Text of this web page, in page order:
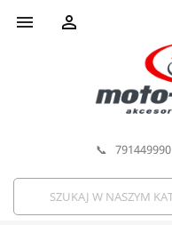
 
📞 791449990